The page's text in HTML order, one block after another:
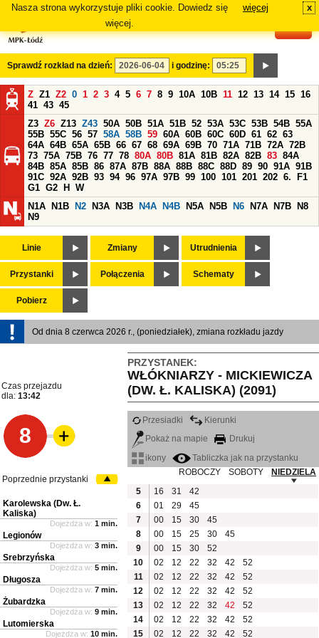
Nasza strona wykorzystuje pliki cookie. Dowiedz się
więcej.
więcej x
Sprawdź rozkład na dzień: i godzinę:
Z Z1 Z2 0 1 2 3 4 5 6 7 8 9 10A 10B 11 12 13 14 15 16
41 43 45
Z3 Z6 Z13 Z43 50A 50B 51A 51B 52 53A 53C 53B 54B 55A
55B 55C 56 57 58A 58B 59 60A 60B 60C 60D 61 62 63
64A 64B 65A 65B 66 67 68 69A 69B 70 71A 71B 72A 72B
73 75A 75B 76 77 78 80A 80B 81A 81B 82A 82B 83 84A
84B 85A 85B 86 87A 87B 88A 88B 88C 88D 89 90 91A 91B
91C 92A 92B 93 94 96 97A 97B 99 100 101 201 202 6.
F1
G1 G2 H
W
N1A
N1B N2 N3A N3B N4A N4B N5A N5B N6 N7A N7B
N8
N9
Linie Zmiany Utrudnienia
Przystanki Połączenia Schematy
Pobierz
Od dnia 8 czerwca 2026 r., (poniedziałek), zmiana rozkładu jazdy
PRZYSTANEK:
WŁÓKNIARZY - MICKIEWICZA
(DW. Ł. KALISKA) (2091)
Czas przejazdu
dla: 13:42
8
Przesiadki
Kierunki
Pokaż na mapie
Drukuj
ikony
Tabliczka jak na przystanku
ROBOCZY
SOBOTY
NIEDZIELA
5
16 31
42
6
01 29
45
7
00 15 30
45
8
00 15 25 30
45
9
00 15 30
52
10
02 12 22 32 42
52
11
02 12 22 32 42
52
12
02 12 22 32 42
52
13
02 12 22 32 42
52
14
02 12 22 32 42
52
15
02 12 22 32 42 52
Poprzednie przystanki
Karolewska (Dw. Ł.
Kaliska)
Dojeżdża w: 1 min.
Legionów
Dojeżdża w: 3 min.
Srebrzyńska
Dojeżdża w: 5 min.
Długosza
Dojeżdża w: 7 min.
Żubardzka
Dojeżdża w: 9 min.
Lutomierska
Dojeżdża w: 10 min.